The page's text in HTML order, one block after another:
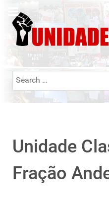
Search
Unidade
Fração